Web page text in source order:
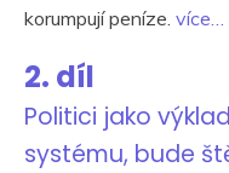
korumpují peníze. více…
2. díl
Politici jako
systému, bude